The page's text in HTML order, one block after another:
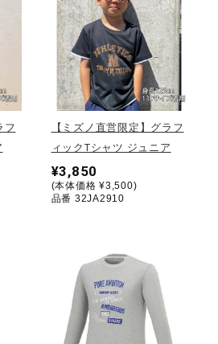
スリープ
イン
イズ
ズ
フ
【ミズノ直営限定】グラフ
ィックTシャツ ジュニア
¥3,850
(本体価格 ¥3,500)
品番 32JA2910